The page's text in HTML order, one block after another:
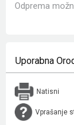
Odprema
Uporabna
Natisni
Vprašanje